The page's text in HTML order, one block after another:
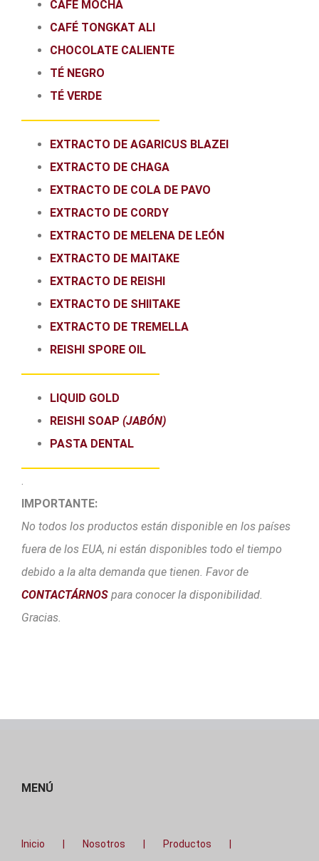
CAFÉ MOCHA
CAFÉ TONGKAT ALI
CHOCOLATE CALIENTE
TÉ NEGRO
TÉ VERDE
EXTRACTO DE AGARICUS BLAZEI
EXTRACTO DE CHAGA
EXTRACTO DE COLA DE PAVO
EXTRACTO DE CORDY
EXTRACTO DE MELENA DE LEÓN
EXTRACTO DE MAITAKE
EXTRACTO DE REISHI
EXTRACTO DE SHIITAKE
EXTRACTO DE TREMELLA
REISHI SPORE OIL
LIQUID GOLD
REISHI SOAP (JABÓN)
PASTA DENTAL
.
IMPORTANTE:
No todos los productos están disponible en los países
fuera de los EUA, ni están disponibles todo el tiempo
debido a la alta demanda que tienen. Favor de
CONTACTÁRNOS para conocer la disponibilidad.
Gracias.
MENÚ
Inicio Nosotros
Productos